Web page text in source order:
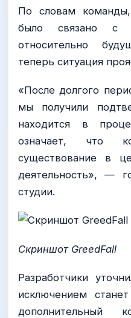
По словам
было связано с
относительно
теперь ситуация
«После долгого
мы получили
находится в
означает, что
существование в
деятельность», —
студии.
Скриншот GreedFall
Разработчики
исключением
дополнительный